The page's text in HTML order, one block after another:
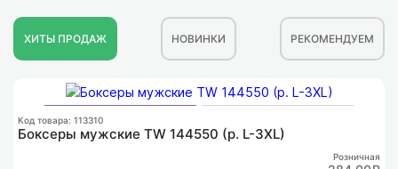
ХИТЫ ПРОДАЖ НОВИНКИ РЕКОМЕНДУЕМ
Код товара: 113310
Боксеры мужские TW 144550 (р. L-3XL)
Розничная